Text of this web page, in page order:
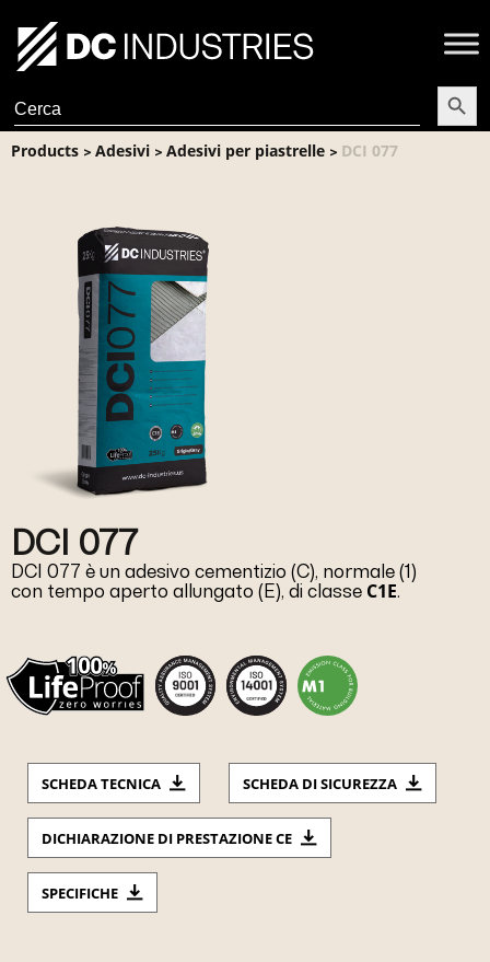
Search
for:
Search
Products > Adesivi > Adesivi per piastrelle > DCI 077
DCI 077
DCI 077 è un adesivo cementizio (C), normale (1)
con tempo aperto allungato (E), di classe C1E.
SCHEDA TECNICA SCHEDA DI SICUREZZA
DICHIARAZIONE DI PRESTAZIONE CE
SPECIFICHE